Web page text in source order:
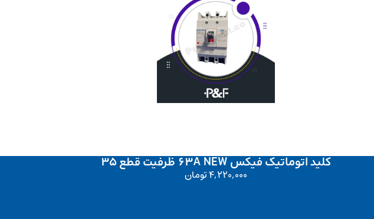
کلید اتوماتیک فیکس 63A NEW ظرفیت قطع 35
4,220,000تومان